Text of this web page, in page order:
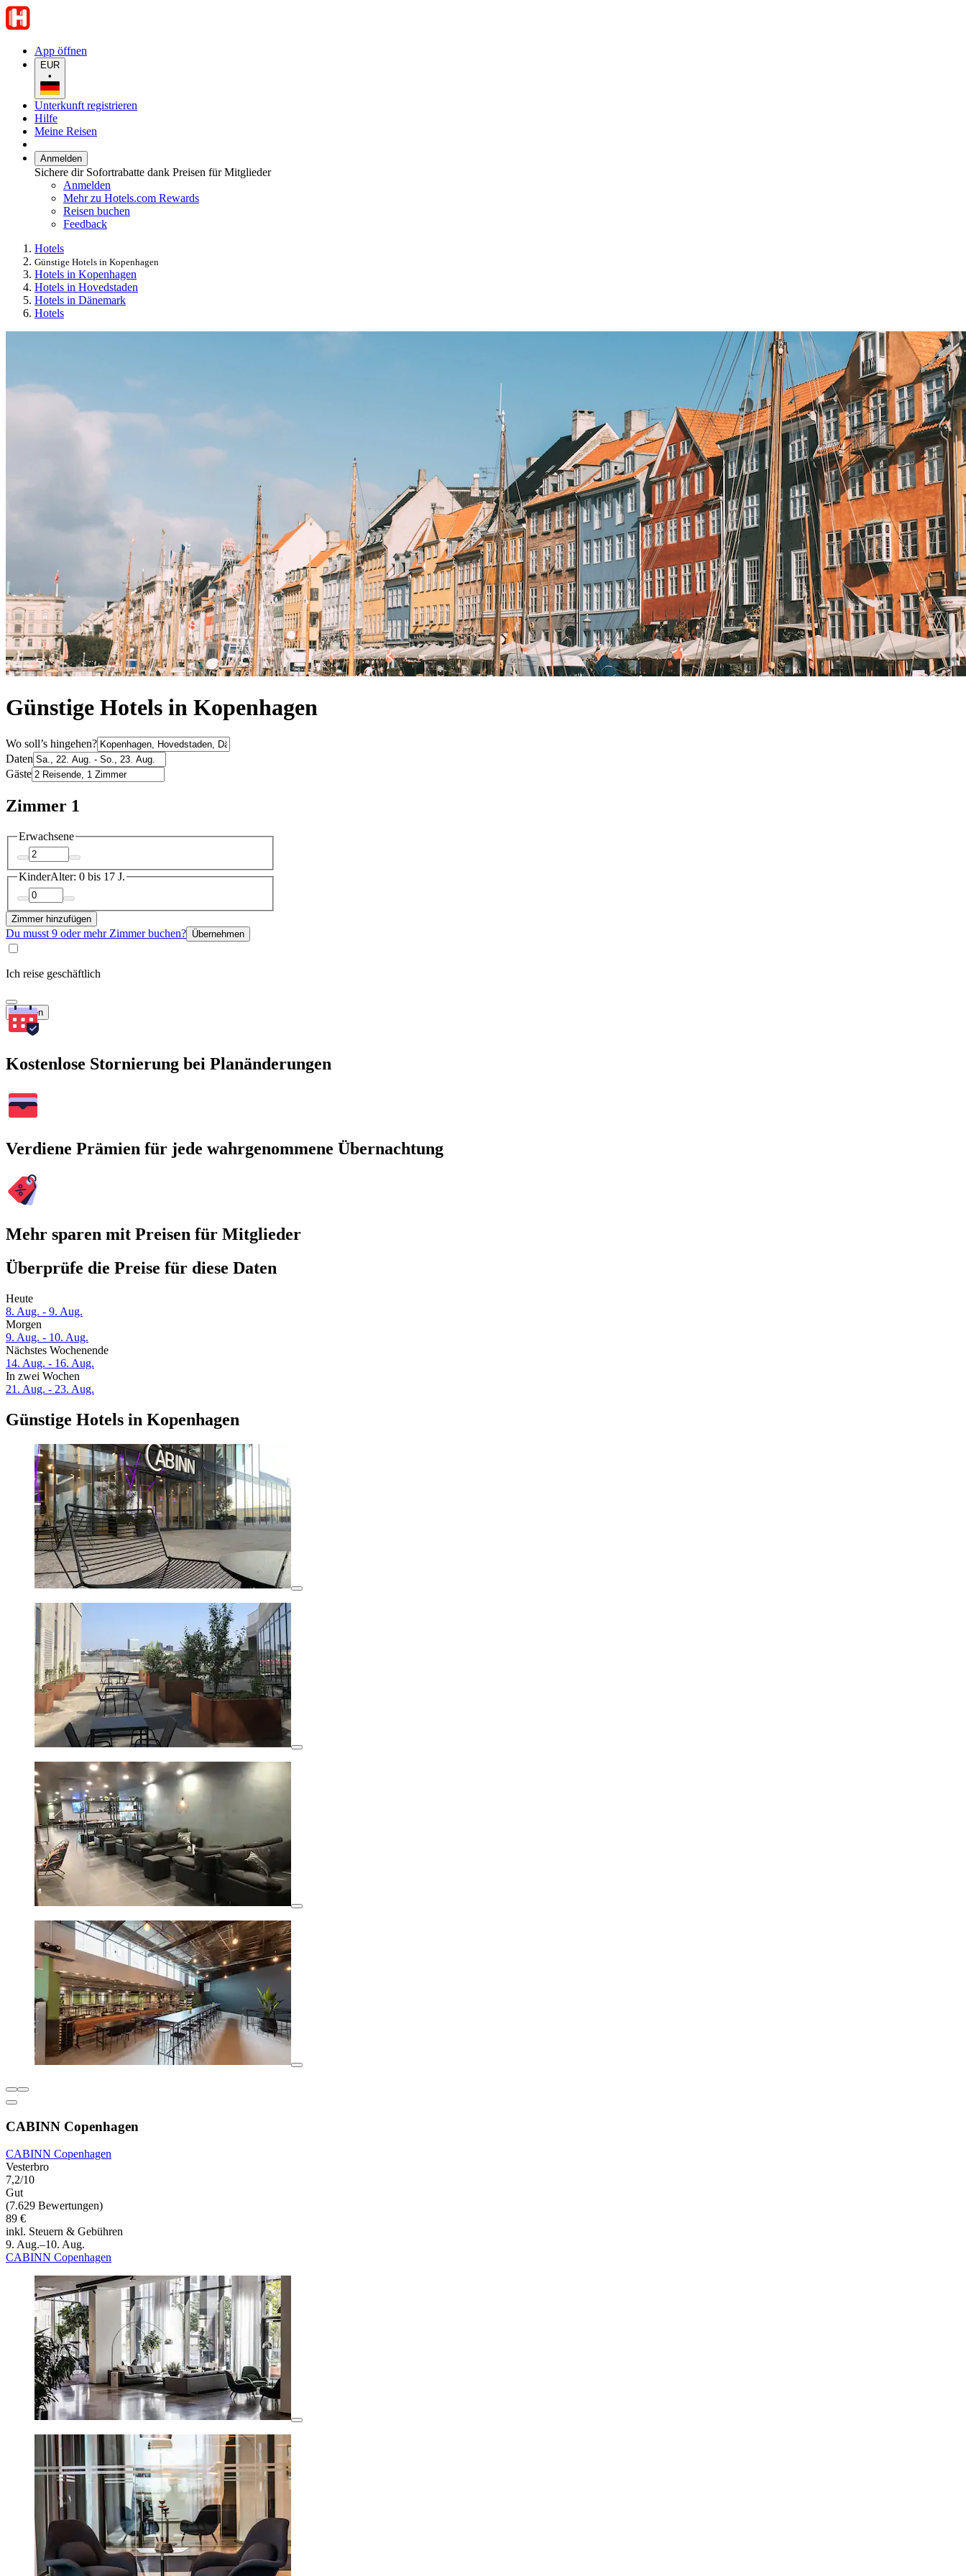
App öffnen
EUR
•
Unterkunft registrieren
Hilfe
Meine Reisen
Anmelden
Sichere dir Sofortrabatte dank Preisen für Mitglieder
Anmelden
Mehr zu Hotels.com Rewards
Reisen buchen
Feedback
Hotels
Günstige Hotels in Kopenhagen
Hotels in Kopenhagen
Hotels in Hovedstaden
Hotels in Dänemark
Hotels
Günstige Hotels in Kopenhagen
Wo soll’s hingehen?
Daten
Gäste
Zimmer 1
Erwachsene
KinderAlter: 0 bis 17 J.
Zimmer hinzufügen
Du musst 9 oder mehr Zimmer buchen? Übernehmen
Ich reise geschäftlich
Suchen
Kostenlose Stornierung bei Planänderungen
Verdiene Prämien für jede wahrgenommene Übernachtung
Mehr sparen mit Preisen für Mitglieder
Überprüfe die Preise für diese Daten
Heute
8. Aug. - 9. Aug.
Morgen
9. Aug. - 10. Aug.
Nächstes Wochenende
14. Aug. - 16. Aug.
In zwei Wochen
21. Aug. - 23. Aug.
Günstige Hotels in Kopenhagen
CABINN Copenhagen
CABINN Copenhagen
Vesterbro
7,2/10
Gut
(7.629 Bewertungen)
89 €
inkl. Steuern & Gebühren
9. Aug.–10. Aug.
CABINN Copenhagen